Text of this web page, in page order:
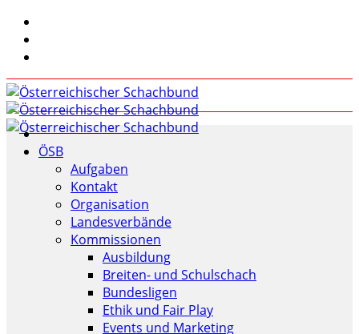
ÖSB
Aufgaben
Kontakt
Organisation
Landesverbände
Kommissionen
Ausbildung
Breiten- und Schulschach
Bundesligen
Ethik und Fair Play
Events und Marketing